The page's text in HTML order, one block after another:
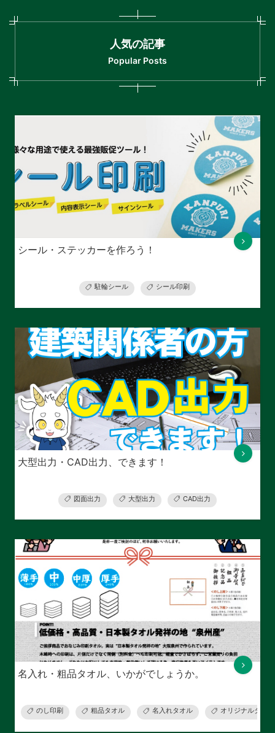
人気の記事
Popular Posts
シール・ステッカーを作ろう！
駐輪シール シール印刷
大型出力・CAD出力、できます！
図面出力 大型出力 CAD出力
名入れ・粗品タオル、いかがでしょうか。
のし印刷 粗品タオル 名入れタオル オリジナルタオル